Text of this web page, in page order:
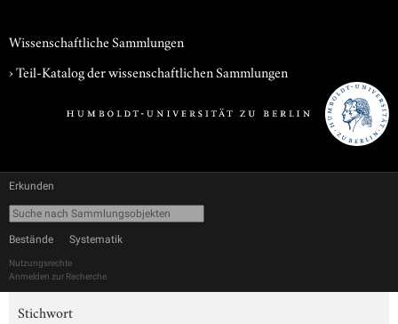
Wissenschaftliche Sammlungen
› Teil-Katalog der wissenschaftlichen Sammlungen
Erkunden
Bestände Systematik
Nutzungsrechte
Anmelden zur Recherche
Stichwort